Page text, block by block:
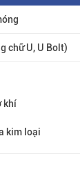
chữ U, U Bolt)
khí
kim loại